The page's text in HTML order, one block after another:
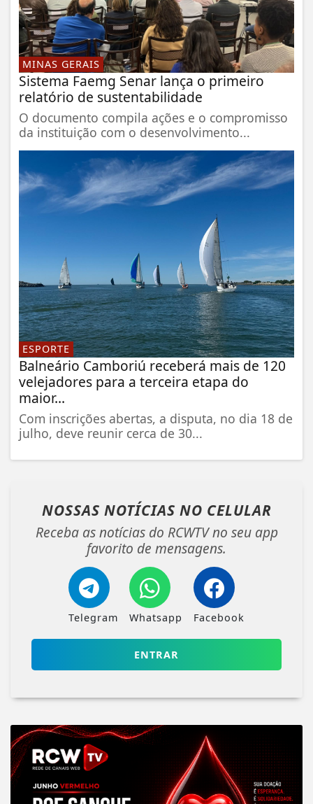
MINAS GERAIS
Sistema Faemg Senar lança o primeiro
relatório de sustentabilidade
O documento compila ações e o compromisso
da instituição com o desenvolvimento...
ESPORTE
Balneário Camboriú receberá mais de 120
velejadores para a terceira etapa do
maior...
Com inscrições abertas, a disputa, no dia 18 de
julho, deve reunir cerca de 30...
NOSSAS NOTÍCIAS NO CELULAR
Receba as notícias do RCWTV no seu app
favorito de mensagens.
Telegram Whatsapp Facebook
ENTRAR